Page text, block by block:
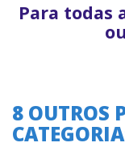
Para todas
8 OUTROS
A oferta
37
37
00 16
16
00 29
29
00